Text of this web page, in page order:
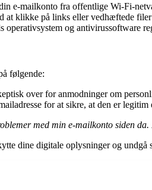
e-mailkonto fra offentlige Wi-Fi-
at klikke på links eller vedhæftede
operativsystem og antivirussoftware
følgende:
over for anmodninger om
for at sikre, at den er
med min e-mailkonto siden
dine digitale oplysninger og undgå